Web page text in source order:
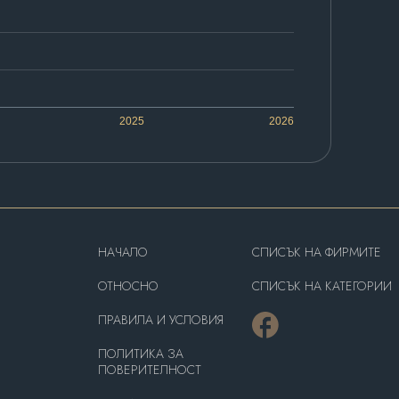
2025 2026
HAЧАЛО
OТНОСНО
ПРАВИЛА И УСЛОВИЯ
ПОЛИТИКА ЗА
ПОВЕРИТЕЛНОСТ
СПИСЪК НА ФИРМИТЕ
СПИСЪК НА КАТЕГОРИИ